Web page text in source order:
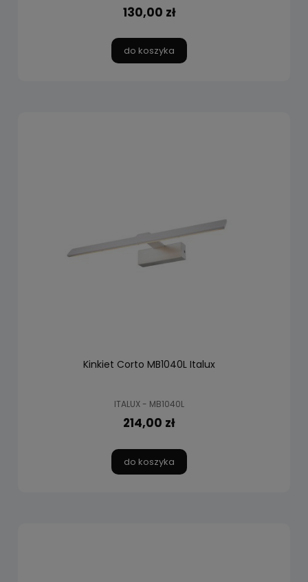
130,00 zł
do koszyka
Kinkiet Corto MB1040L Italux
ITALUX - MB1040L
214,00 zł
do koszyka